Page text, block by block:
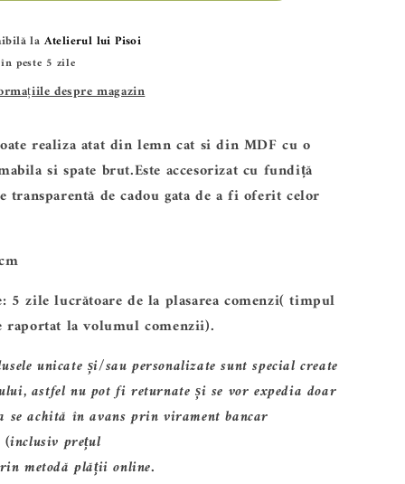
personalizat
lemn
-
cu
3
baieti-
23
la Atelierul lui Pisoi
peste 5 zile
despre magazin
realiza atat din lemn cat si din MDF cu o
si spate brut.Este accesorizat cu fundiță
transparentă de cadou gata de a fi oferit celor
5 zile lucrătoare de la plasarea comenzi( timpul
raportat la volumul comenzii).
unicate și/sau personalizate sunt special create
astfel nu pot fi returnate și se vor expedia doar
se achită în avansprin virament bancar
(inclusiv prețul
metodă plății online.